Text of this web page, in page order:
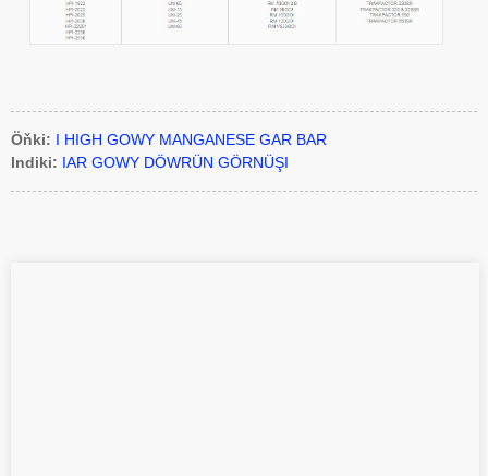
Öňki: I HIGH GOWY MANGANESE GAR BAR
Indiki: IAR GOWY DÖWRÜN GÖRNÜŞI